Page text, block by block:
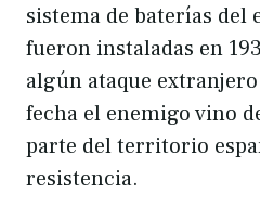
sistema de baterías del
fueron instaladas en
algún ataque
fecha el enemigo vino
parte del territorio
resistencia.